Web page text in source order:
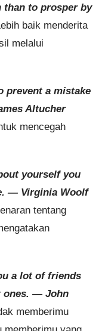
to prosper by
baik menderita
melalui
prevent a mistake
Altucher
mencegah
yourself you
— Virginia Woolf
tentang
a lot of friends
ones. — John
memberimu